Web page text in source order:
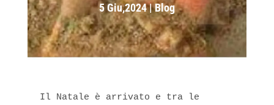
5 Giu,2024|Blog
Il Natale è arrivato e tra le